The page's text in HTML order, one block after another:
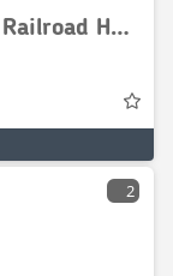
France Elevateur Lor'Axe - 4'Axe Railroad Hubarbeitsbühne Zweiwege
2